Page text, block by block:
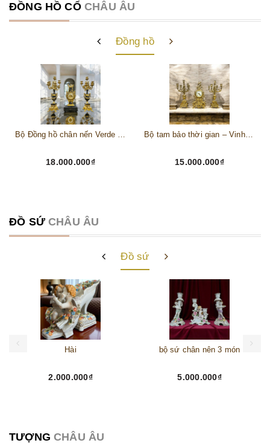
ĐỒNG HỒ CỔ CHÂU ÂU
Đồng hồ
18.000.000₫
Bộ tam bảo thời gian – Vinh hoa Đức quốc
15.000.000₫
ĐỒ SỨ CHÂU ÂU
Đồ sứ
Hài
2.000.000₫
bộ sứ chân nên 3 món
5.000.000₫
TƯỢNG CHÂU ÂU